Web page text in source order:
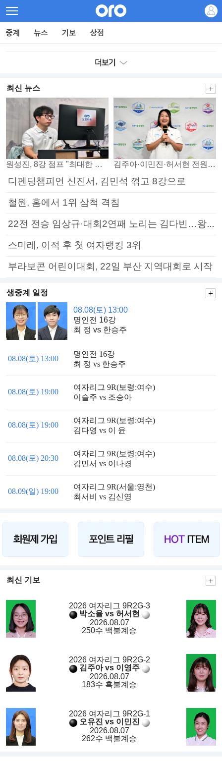
최신 뉴스
원성진, 8강 점프 "최대한 승자조에서 버티겠다" 김주아·이민진·허서현 전원 승리… 평택, 부안 꺾고 5연승
디펜딩챔피언 신진서, 김민석 꺾고 8강으로
철원, 홈에서 1위 삼척 격침
22전 전승 임상규·대회2연패 노리는 김다빈…왕중왕전 16강 7일부터
스미레, 이적 후 첫 여자랭킹 3위
부라보콘 어린이대회, 22일 부산 지역대회로 시작
생중계 일정
08.08(토) 13:00
명인전 16강
최 정 vs 한승주
08.08(토) 13:00
명인전 16강
최 정 vs 한승주
08.08(토) 19:00
여자리그 9R(보령:여수)
이슬주 vs 조승아
08.08(토) 19:00
여자리그 9R(보령:여수)
김다영 vs 이 윤
08.08(토) 20:30
여자리그 9R(보령:여수)
김민서 vs 이나경
08.09(일) 19:00
여자리그 9R(서울:영천)
최서비 vs 김신영
최신 기보
2026 여자리그 9R2G-3
박소율 vs 허서현
2026.08.07
250수 백불계승
2026 여자리그 9R2G-2
김주아 vs 이영주
2026.08.07
183수 흑불계승
2026 여자리그 9R2G-1
오유진 vs 이민진
2026.08.07
262수 백불계승